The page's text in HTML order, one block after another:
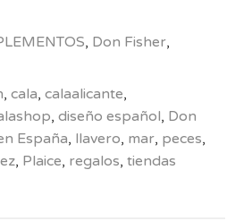
, Don Fisher,
, cala, calaalicante,
, diseño español, Don
España, llavero, mar, peces,
, Plaice, regalos, tiendas